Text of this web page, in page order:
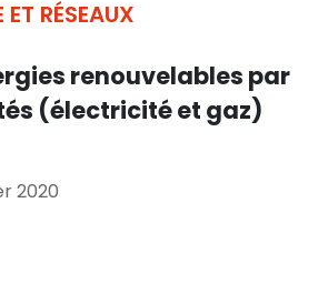
ET RÉSEAUX
renouvelables par
(électricité et gaz)
2020